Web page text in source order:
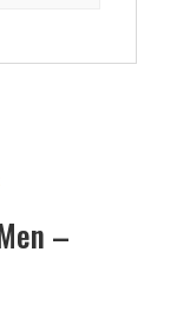
–